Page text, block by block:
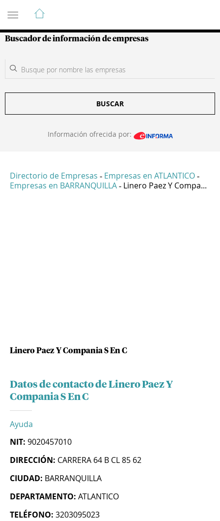
Guía de Empresas Colombianas
Buscador de información de empresas
BUSCAR
Información ofrecida por:
Directorio de Empresas - Empresas en ATLANTICO -
Empresas en BARRANQUILLA - Linero Paez Y Compa...
Linero Paez Y Compania S En C
Datos de contacto de Linero Paez Y
Compania S En C
Ayuda
NIT: 9020457010
DIRECCIÓN: CARRERA 64 B CL 85 62
CIUDAD: BARRANQUILLA
DEPARTAMENTO: ATLANTICO
TELÉFONO: 3203095023